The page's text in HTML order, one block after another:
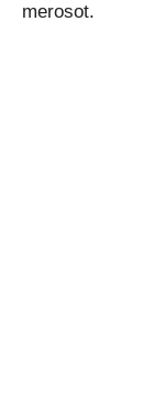
merosot.